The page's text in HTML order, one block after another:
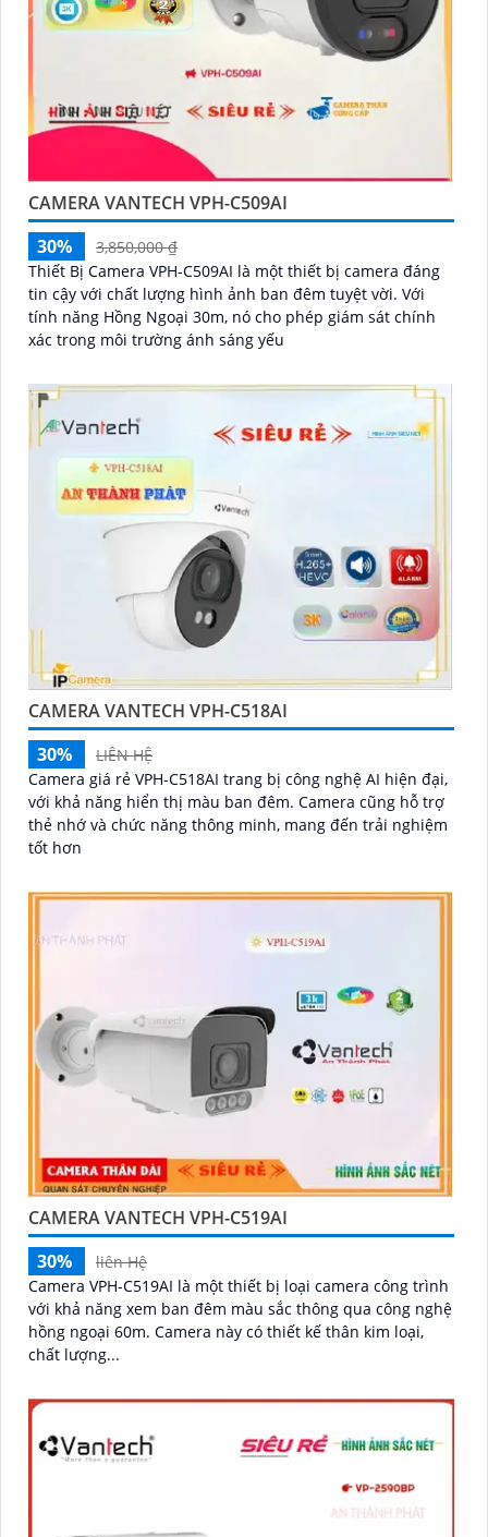
CAMERA VANTECH VPH-C509AI
30%
3,850,000 ₫
Thiết Bị Camera VPH-C509AI là một thiết bị camera đáng
tin cậy với chất lượng hình ảnh ban đêm tuyệt vời. Với
tính năng Hồng Ngoại 30m, nó cho phép giám sát chính
xác trong môi trường ánh sáng yếu
CAMERA VANTECH VPH-C518AI
30%
LIÊN HỆ
Camera giá rẻ VPH-C518AI trang bị công nghệ AI hiện đại,
với khả năng hiển thị màu ban đêm. Camera cũng hỗ trợ
thẻ nhớ và chức năng thông minh, mang đến trải nghiệm
tốt hơn
CAMERA VANTECH VPH-C519AI
30%
liên Hệ
Camera VPH-C519AI là một thiết bị loại camera công trình
với khả năng xem ban đêm màu sắc thông qua công nghệ
hồng ngoại 60m. Camera này có thiết kế thân kim loại,
chất lượng...